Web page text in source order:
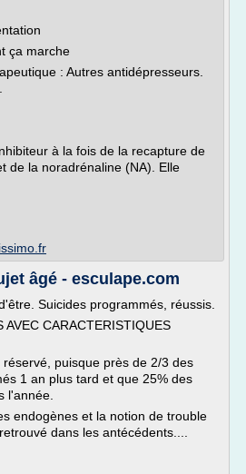
ça marche
: Autres antidépresseurs.
à la fois de la recapture de
de la noradrénaline (NA). Elle
âgé - esculape.com
Suicides programmés, réussis.
CARACTERISTIQUES
puisque près de 2/3 des
1 an plus tard et que 25% des
l'année.
endogènes et la notion de trouble
dans les antécédents....